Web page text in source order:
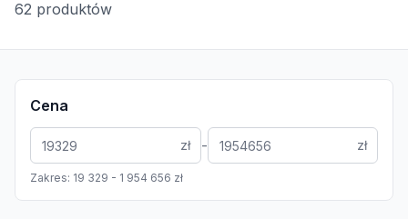
62 produktów
Cena
zł - zł
Zakres: 19 329 - 1 954 656 zł